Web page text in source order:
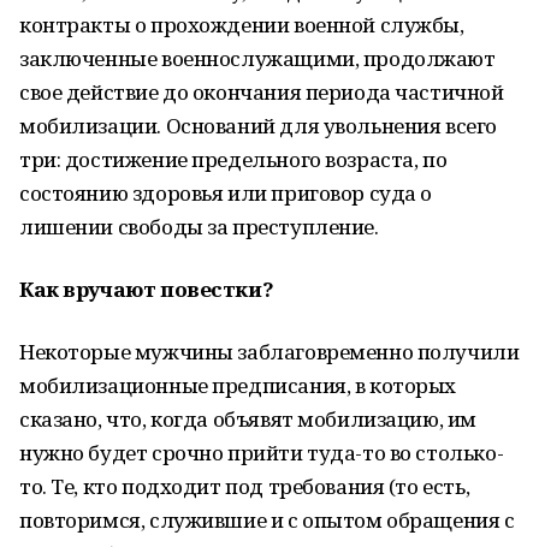
контракты о прохождении военной службы,
заключенные военнослужащими, продолжают
свое действие до окончания периода частичной
мобилизации. Оснований для увольнения всего
три: достижение предельного возраста, по
состоянию здоровья или приговор суда о
лишении свободы за преступление.
Как вручают повестки?
Некоторые мужчины заблаговременно получили
мобилизационные предписания, в которых
сказано, что, когда объявят мобилизацию, им
нужно будет срочно прийти туда-то во столько-
то. Те, кто подходит под требования (то есть,
повторимся, служившие и с опытом обращения с